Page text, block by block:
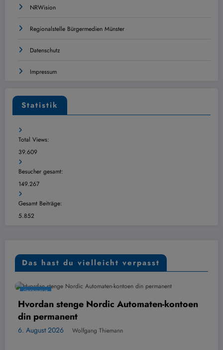
NRWision
Regionalstelle Bürgermedien Münster
Datenschutz
Impressum
Statistik
Total Views:
39.609
Besucher gesamt:
149.267
Gesamt Beiträge:
5.852
Das hast du vielleicht verpasst
stenge Nordic Automaten-kontoen
2026 Wolfgang Thiemann